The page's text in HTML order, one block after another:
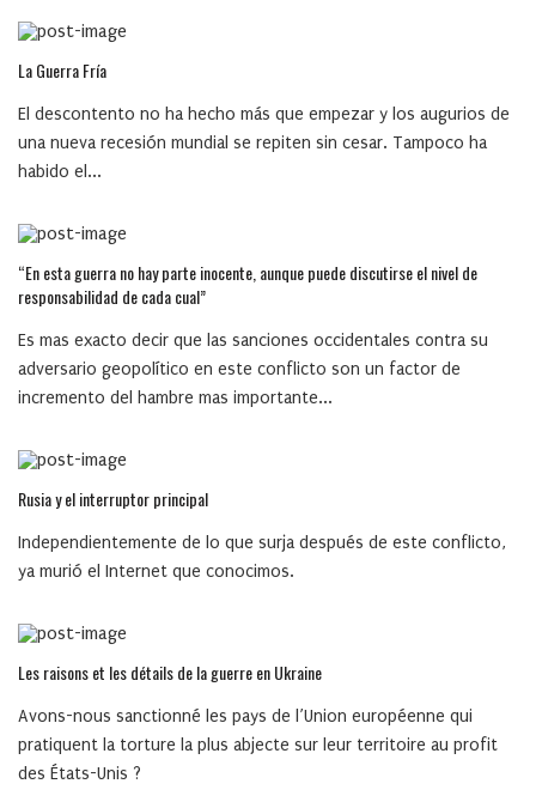
La Guerra Fría
El descontento no ha hecho más que empezar y los augurios de
una nueva recesión mundial se repiten sin cesar. Tampoco ha
habido el...
“En esta guerra no hay parte inocente, aunque puede discutirse el nivel de
responsabilidad de cada cual”
Es mas exacto decir que las sanciones occidentales contra su
adversario geopolítico en este conflicto son un factor de
incremento del hambre mas importante...
Rusia y el interruptor principal
Independientemente de lo que surja después de este conflicto,
ya murió el Internet que conocimos.
Les raisons et les détails de la guerre en Ukraine
Avons-nous sanctionné les pays de l’Union européenne qui
pratiquent la torture la plus abjecte sur leur territoire au profit
des États-Unis ?